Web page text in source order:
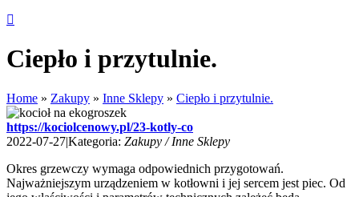
Ciepło i przytulnie.
Home » Zakupy » Inne Sklepy » Ciepło i przytulnie.
https://kociolcenowy.pl/23-kotly-co
2022-07-27|Kategoria: Zakupy / Inne Sklepy
Okres grzewczy wymaga odpowiednich przygotowań.
Najważniejszym urządzeniem w kotłowni i jej sercem jest piec. Od